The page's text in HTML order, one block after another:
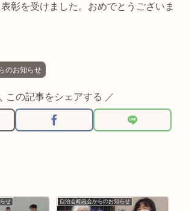
彰を受けました。おめでとうございま
のお知らせ
この記事をシェアする ／
せ 自治会町内会からのお知らせ